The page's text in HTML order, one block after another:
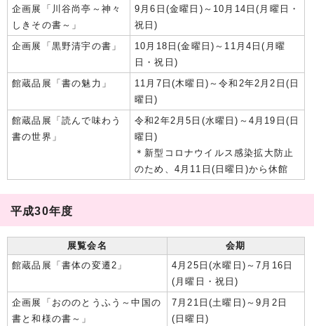
企画展「川谷尚亭～神々
しきその書～」
9月6日(金曜日)～10月14日(月曜日・
祝日)
企画展「黒野清宇の書」
10月18日(金曜日)～11月4日(月曜
日・祝日)
館蔵品展「書の魅力」
11月7日(木曜日)～令和2年2月2日(日
曜日)
館蔵品展「読んで味わう
書の世界」
令和2年2月5日(水曜日)～4月19日(日
曜日)
＊新型コロナウイルス感染拡大防止
のため、4月11日(日曜日)から休館
平成30年度
展覧会名
会期
館蔵品展「書体の変遷2」
4月25日(水曜日)～7月16日
(月曜日・祝日)
企画展「おののとうふう～中国の
書と和様の書～」
7月21日(土曜日)～9月2日
(日曜日)